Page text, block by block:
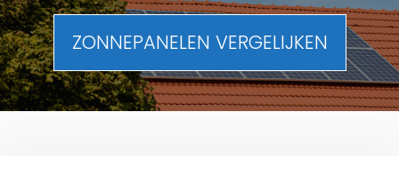
ZONNEPANELEN VERGELIJKEN